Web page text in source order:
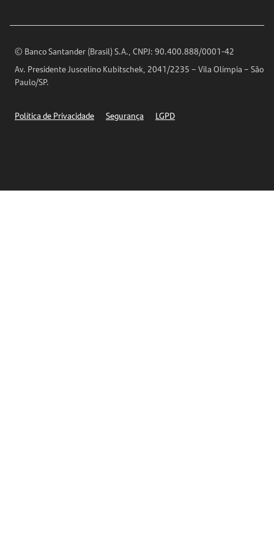
Encontre nossas agências
Horários de Atendimento
Telefones
© Banco Santander (Brasil) S.A., CNPJ: 90.400.888/0001-42
Av. Presidente Juscelino Kubitschek, 2041/2235 – Vila Olímpia – São
Paulo/SP.
Política de Privacidade Segurança LGPD